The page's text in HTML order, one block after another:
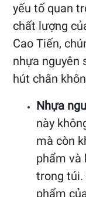
yếu tố quan
chất lượng
Cao Tiến,
nhựa nguyên
hút chân
Nhựa
này
mà còn
phẩm và
trong túi.
phẩm